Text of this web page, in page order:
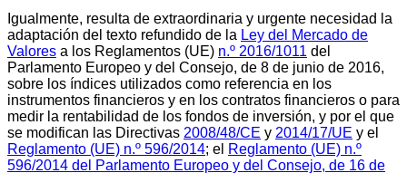
Igualmente, resulta de extraordinaria y urgente necesidad la
adaptación del texto refundido de la Ley del Mercado de
Valores a los Reglamentos (UE) n.º 2016/1011 del
Parlamento Europeo y del Consejo, de 8 de junio de 2016,
sobre los índices utilizados como referencia en los
instrumentos financieros y en los contratos financieros o para
medir la rentabilidad de los fondos de inversión, y por el que
se modifican las Directivas 2008/48/CE y 2014/17/UE y el
Reglamento (UE) n.º 596/2014; el Reglamento (UE) n.º
596/2014 del Parlamento Europeo y del Consejo, de 16 de